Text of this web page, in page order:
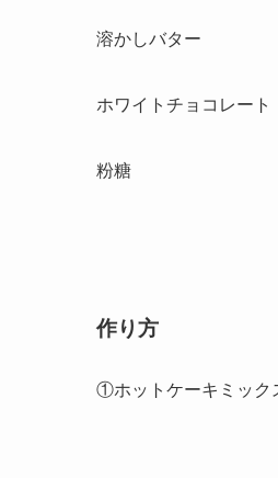
溶かしバター
ホワイトチョコレート
粉糖
作り方
①ホットケーキミック